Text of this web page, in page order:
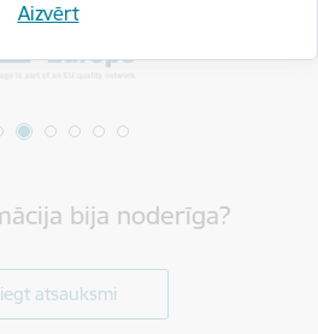
Aizvērt
bija noderīga?
atsauksmi